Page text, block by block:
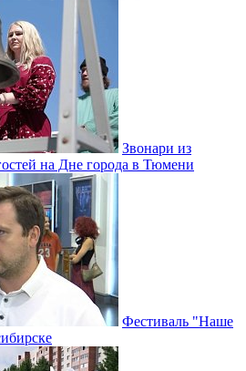
Звонари из
на Дне города в Тюмени
Фестиваль "Наше